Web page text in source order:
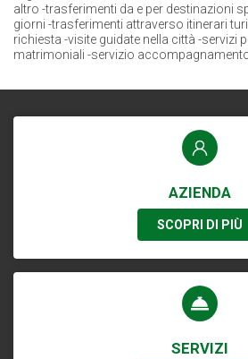
altro -trasferimenti da e per destinazioni
giorni -trasferimenti attraverso itinerari
richiesta -visite guidate nella città -servizi
matrimoniali -servizio
AZIENDA
SCOPRI DI PIÙ
SERVIZI